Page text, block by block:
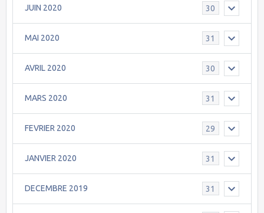
JUIN 2020 30
MAI 2020 31
AVRIL 2020 30
MARS 2020 31
FEVRIER 2020 29
JANVIER 2020 31
DECEMBRE 2019 31